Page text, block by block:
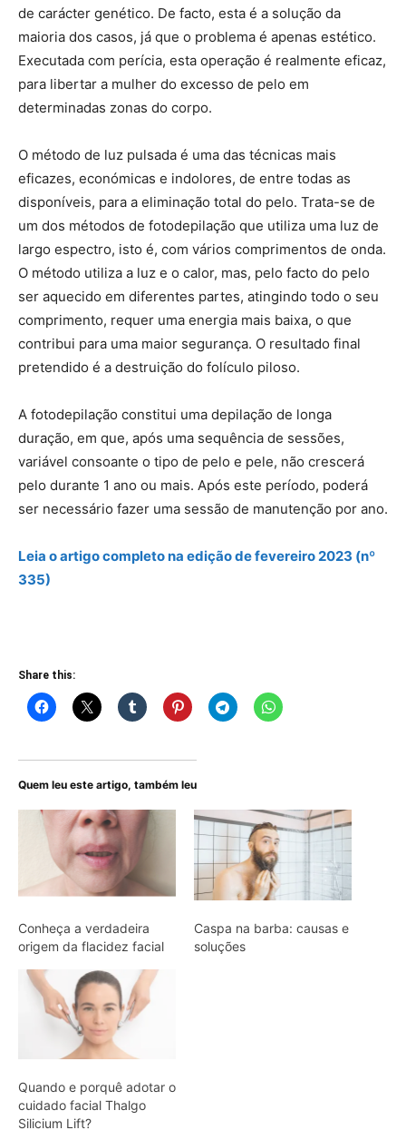
de carácter genético. De facto, esta é a solução da
maioria dos casos, já que o problema é apenas estético.
Executada com perícia, esta operação é realmente eficaz,
para libertar a mulher do excesso de pelo em
determinadas zonas do corpo.
O método de luz pulsada é uma das técnicas mais
eficazes, económicas e indolores, de entre todas as
disponíveis, para a eliminação total do pelo. Trata-se de
um dos métodos de fotodepilação que utiliza uma luz de
largo espectro, isto é, com vários comprimentos de onda.
O método utiliza a luz e o calor, mas, pelo facto do pelo
ser aquecido em diferentes partes, atingindo todo o seu
comprimento, requer uma energia mais baixa, o que
contribui para uma maior segurança. O resultado final
pretendido é a destruição do folículo piloso.
A fotodepilação constitui uma depilação de longa
duração, em que, após uma sequência de sessões,
variável consoante o tipo de pelo e pele, não crescerá
pelo durante 1 ano ou mais. Após este período, poderá
ser necessário fazer uma sessão de manutenção por ano.
Leia o artigocompletona edição de fevereiro 2023 (nº
335)
Share this:
Quem leu este artigo, também leu
Conheça a verdadeira
origem da flacidez facial
Caspa na barba: causas e
soluções
Quando e porquê adotar o
cuidado facial Thalgo
Silicium Lift?